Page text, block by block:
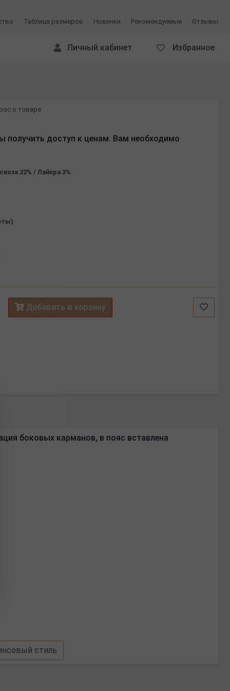
Таблица размеров Новинки Рекомендуемые Отзывы
Избранное
Личный кабинет
о товаре
получить доступ к ценам. Вам необходимо
22% / Лайкра 3%
Добавить в корзину
боковых карманов, в пояс вставлена
стиль